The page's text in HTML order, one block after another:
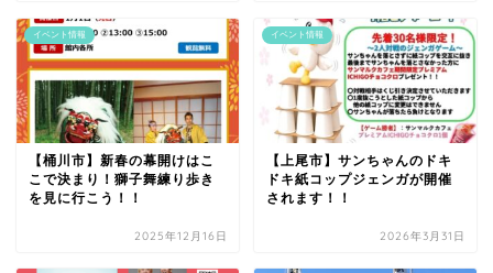
イベント情報
【桶川市】新春の幕開けはこ
こで決まり！獅子舞練り歩き
を見に行こう！！
2025年12月16日
イベント情報
【上尾市】サンちゃんのドキ
ドキ紙コップジェンガが開催
されます！！
2026年3月31日